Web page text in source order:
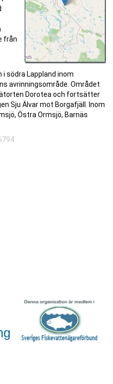
från
i södra Lappland inom
avrinningsområde. Området
Dorotea och fortsätter
Sju Älvar mot Borgafjäll. Inom
Östra Ormsjö, Barnäs